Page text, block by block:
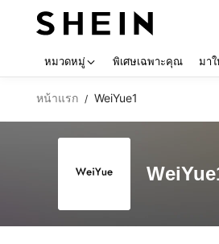
หมวดหมู่ พิเศษเฉพาะคุณ มา
หน้าแรก / WeiYue1